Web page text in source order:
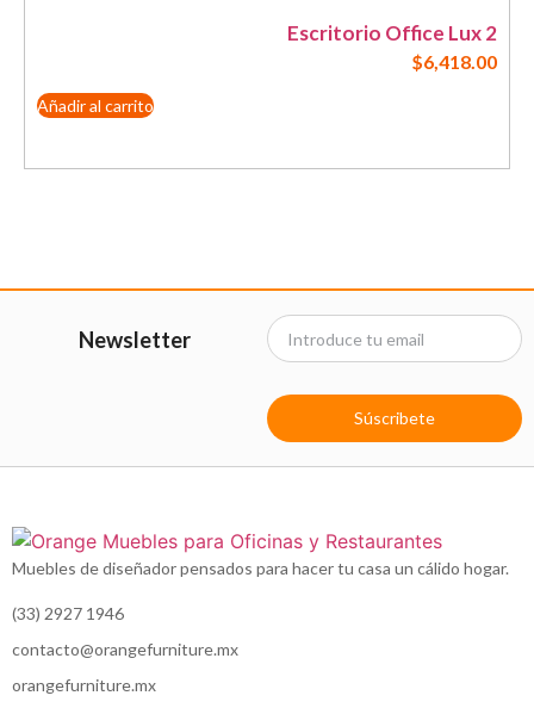
Escritorio Office Lux 2
$6,418.00
Añadir al carrito
Newsletter
Súscribete
Muebles de diseñador pensados para hacer tu casa un cálido hogar.
(33) 2927 1946
contacto@orangefurniture.mx
orangefurniture.mx